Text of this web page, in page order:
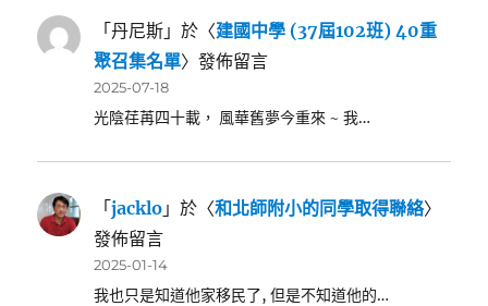
「丹尼斯 」於〈建國中學 (37屆102班) 40重
聚召集名單〉發佈留言
2025-07-18
光陰荏苒四十載， 風華舊夢今重來 ~ 我…
「jacklo 」於〈和北師附小的同學取得聯絡〉
發佈留言
2025-01-14
我也只是知道他家移民了, 但是不知道他的…